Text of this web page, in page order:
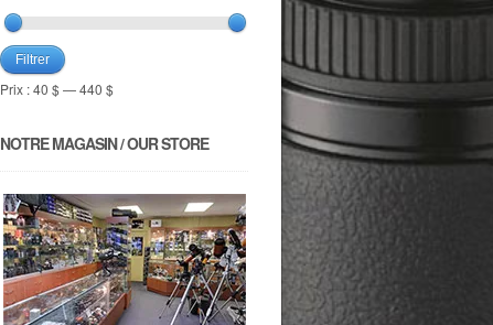
Filtrer
Prix :40 $ —440 $
NOTRE MAGASIN / OUR STORE